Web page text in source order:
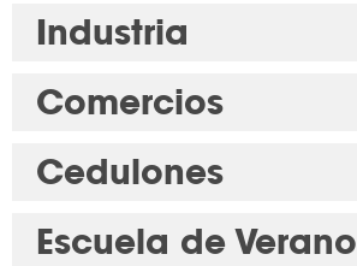
Industria
Comercios
Cedulones
Escuela de Verano